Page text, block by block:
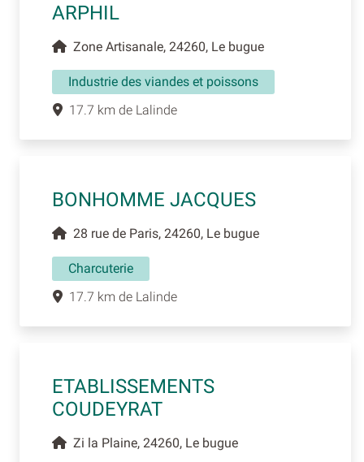
ARPHIL
Zone Artisanale, 24260, Le bugue
Industrie des viandes et poissons
17.7 km de Lalinde
BONHOMME JACQUES
28 rue de Paris, 24260, Le bugue
Charcuterie
17.7 km de Lalinde
ETABLISSEMENTS
COUDEYRAT
Zi la Plaine, 24260, Le bugue